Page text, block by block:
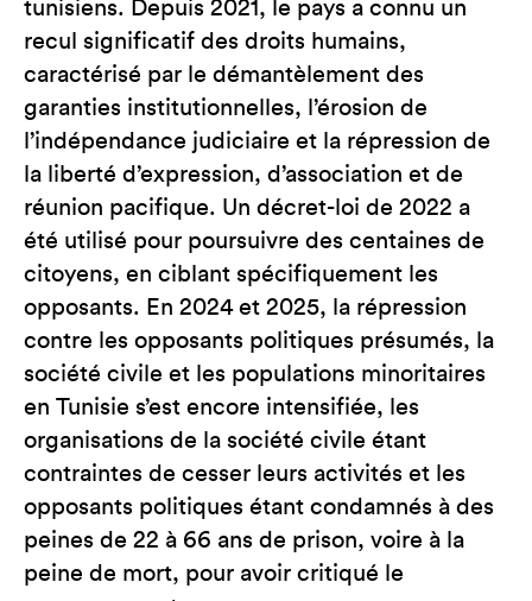
tunisiens. Depuis 2021, le pays a connu un
recul significatif des droits humains,
caractérisé par le démantèlement des
garanties institutionnelles, l’érosion de
l’indépendance judiciaire et la répression de
la liberté d’expression, d’association et de
réunion pacifique. Un décret-loi de 2022 a
été utilisé pour poursuivre des centaines de
citoyens, en ciblant spécifiquement les
opposants. En 2024 et 2025, la répression
contre les opposants politiques présumés, la
société civile et les populations minoritaires
en Tunisie s’est encore intensifiée, les
organisations de la société civile étant
contraintes de cesser leurs activités et les
opposants politiques étant condamnés à des
peines de 22 à 66 ans de prison, voire à la
peine de mort, pour avoir critiqué le